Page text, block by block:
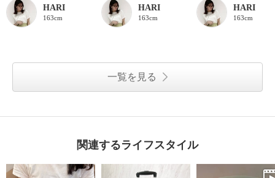
HARI
163cm
HARI
163cm
HARI
163cm
一覧を見る
関連するライフスタイル